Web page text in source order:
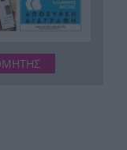
στους
σε